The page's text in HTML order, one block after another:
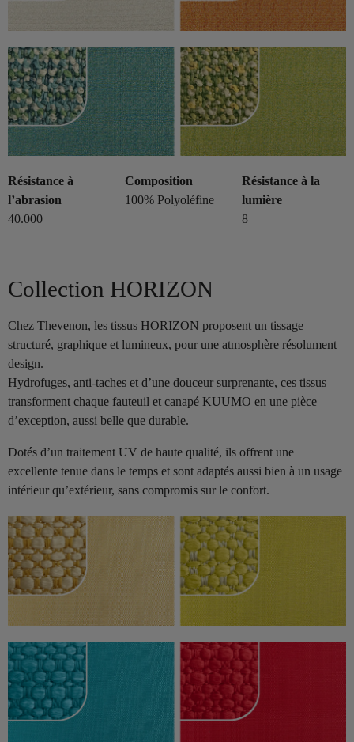
Résistance à
l’abrasion
40.000
Composition
100% Polyoléfine
Résistance à la
lumière
8
Collection HORIZON
Chez Thevenon, les tissus HORIZON proposent un tissage
structuré, graphique et lumineux, pour une atmosphère résolument
design.
Hydrofuges, anti-taches et d’une douceur surprenante, ces tissus
transforment chaque fauteuil et canapé KUUMO en une pièce
d’exception, aussi belle que durable.
Dotés d’un traitement UV de haute qualité, ils offrent une
excellente tenue dans le temps et sont adaptés aussi bien à un usage
intérieur qu’extérieur, sans compromis sur le confort.